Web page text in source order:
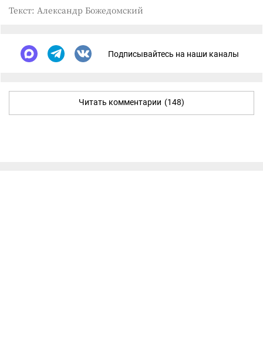
Текст: Александр Божедомский
Подписывайтесь на наши каналы
Читать комментарии (148)